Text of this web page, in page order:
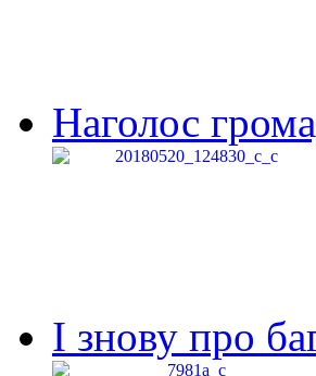
Наголос
І знову про